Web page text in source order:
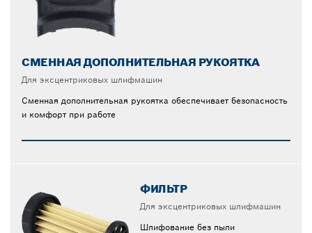
СМЕННАЯ ДОПОЛНИТЕЛЬНАЯ РУКОЯТКА
Для эксцентриковых шлифмашин
Сменная дополнительная рукоятка обеспечивает безопасность
и комфорт при работе
ФИЛЬТР
Для эксцентриковых шлифмашин
Шлифование без пыли